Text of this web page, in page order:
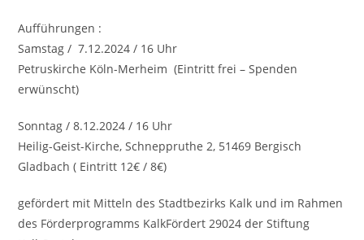
Aufführungen :
Samstag / 7.12.2024 / 16 Uhr
Petruskirche Köln-Merheim (Eintritt frei – Spenden
erwünscht)
Sonntag / 8.12.2024 / 16 Uhr
Heilig-Geist-Kirche, Schneppruthe 2, 51469 Bergisch
Gladbach ( Eintritt 12€ / 8€)
gefördert mit Mitteln des Stadtbezirks Kalk und im Rahmen
des Förderprogramms KalkFördert 29024 der Stiftung